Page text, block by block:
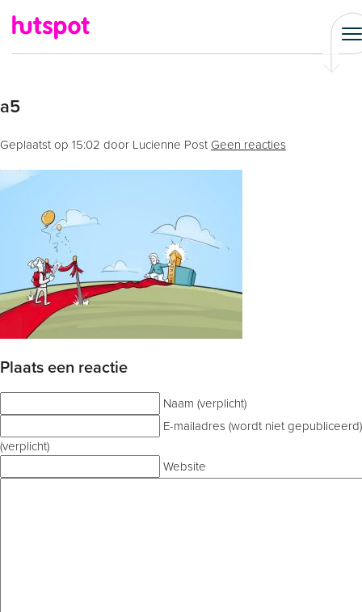
a5
Geplaatst op 15:02 door Lucienne Post Geen reacties
Plaats een reactie
Naam (verplicht)
E-mailadres (wordt niet gepubliceerd)
(verplicht)
Website